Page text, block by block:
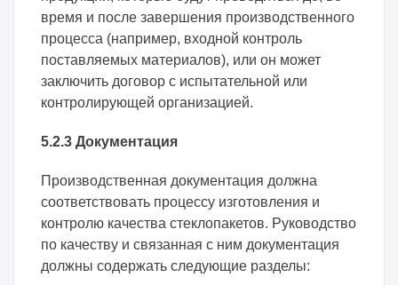
время и после завершения производственного
процесса (например, входной контроль
поставляемых материалов), или он может
заключить договор с испытательной или
контролирующей организацией.
5.2.3 Документация
Производственная документация должна
соответствовать процессу изготовления и
контролю качества стеклопакетов. Руководство
по качеству и связанная с ним документация
должны содержать следующие разделы: